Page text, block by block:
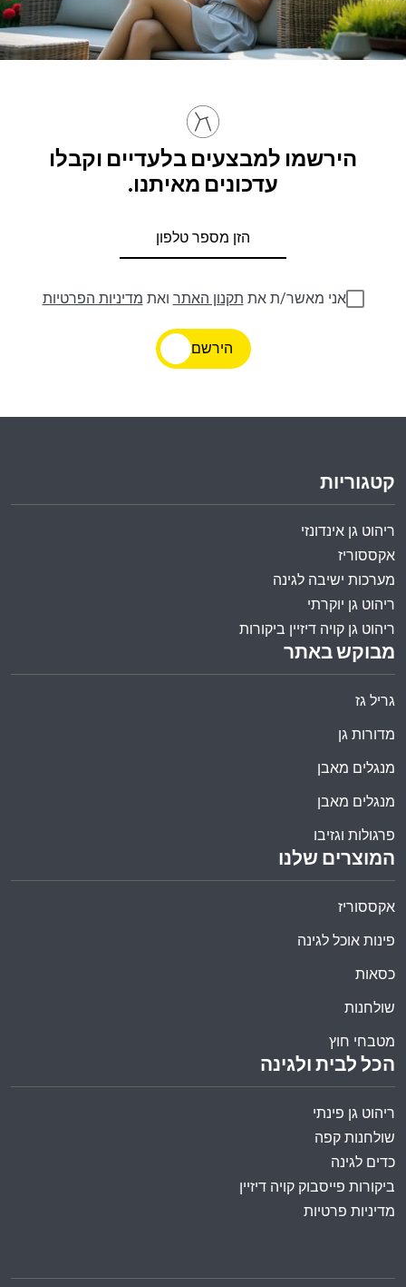
הירשמו למבצעים בלעדיים וקבלו
עדכונים מאיתנו.
אני מאשר/ת את תקנון האתר ואת מדיניות הפרטיות
הירשם
הכל לבית ולגינה
ריהוט גן פינתי
שולחנות קפה
כדים לגינה
ביקורות פייסבוק קויה דיזיין
מדיניות פרטיות
המוצרים שלנו
אקססוריז
פינות אוכל לגינה
כסאות
שולחנות
מטבחי חוץ
מבוקש באתר
גריל גז
מדורות גן
מנגלים מאבן
מנגלים מאבן
פרגולות וגזיבו
קטגוריות
ריהוט גן אינדונזי
אקססוריז
מערכות ישיבה לגינה
ריהוט גן יוקרתי
ריהוט גן קויה דיזיין ביקורות